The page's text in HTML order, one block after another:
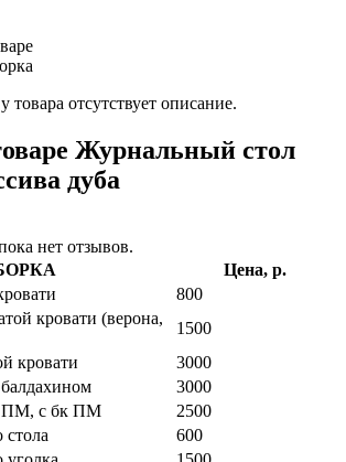
отсутствует описание.
Журнальный стол
дуба
нет отзывов.
Цена, р.
800
кровати (верона,
1500
кровати
3000
3000
ПМ, с бк ПМ
2500
стола
600